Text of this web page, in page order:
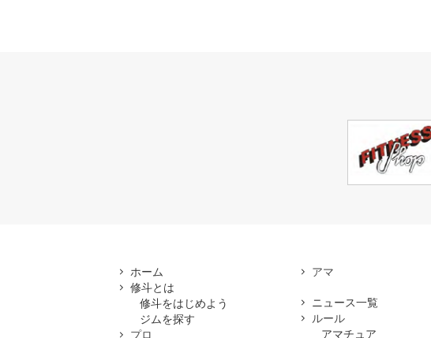
ホーム
修斗とは
修斗をはじめよう
ジムを探す
プロ
アマ
ニュース一覧
ルール
アマチュア